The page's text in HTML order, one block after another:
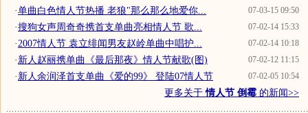
07-03-15 09:50
·单曲白色情人节热播 老狼"那么那么地爱你...
07-02-14 15:33
·搜狗女声周奇奇携首支单曲亮相情人节 歌...
07-02-14 10:18
·2007情人节 袁立绯闻男友赵岭单曲中唱护...
07-02-12 11:15
·新人赵丽携单曲《最后那夜》情人节献歌(图)
07-02-05 10:54
·新人余润泽首支单曲《爱的99》 登陆07情人节
更多关于情人节 倒霉 的新闻>>